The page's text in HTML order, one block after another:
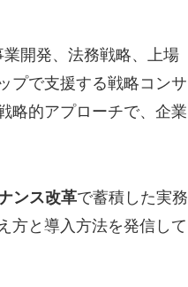
開発、法務戦略、上場
プで支援する戦略コンサ
略的アプローチで、企業
ンス改革で蓄積した実務
方と導入方法を発信して